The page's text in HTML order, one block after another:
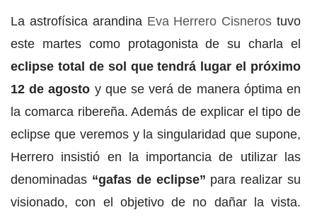
La astrofísica arandina Eva Herrero Cisneros tuvo
este martes como protagonista de su charla el
eclipse total de sol que tendrá lugar el próximo
12 de agosto y que se verá de manera óptima en
la comarca ribereña. Además de explicar el tipo de
eclipse que veremos y la singularidad que supone,
Herrero insistió en la importancia de utilizar las
denominadas “gafas de eclipse” para realizar su
visionado, con el objetivo de no dañar la vista.